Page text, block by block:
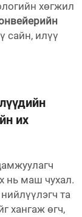
хөгжил
сайн, илүү
их
нь маш чухал.
та
хангаж өгч,